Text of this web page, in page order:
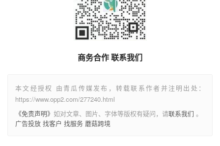
商务合作 联系我们
本文经授权 由青瓜传媒发布，转载联系作者并注明出处：
https://www.opp2.com/277240.html
《免责声明》 如对文章、图片、字体等版权有疑问，请联系我们 。
广告投放 找客户 找服务 蘑菇跨境